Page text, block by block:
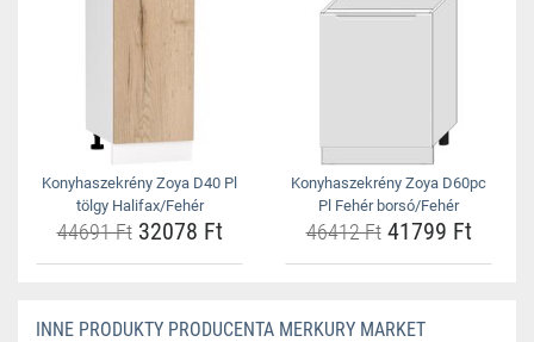
Konyhaszekrény Zoya D40 Pl
tölgy Halifax/Fehér
44691 Ft32078 Ft
Konyhaszekrény Zoya D60pc
Pl Fehér borsó/Fehér
46412 Ft41799 Ft
INNE PRODUKTY PRODUCENTA MERKURY MARKET